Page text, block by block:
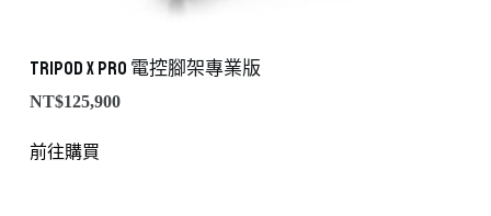
Tripod X PRO 電控腳架專業版
NT$125,900
前往購買